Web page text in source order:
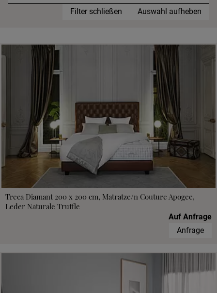
Filter schließen Auswahl aufheben
Treca Diamant 200 x 200 cm, Matratze/n Couture Apogee,
Leder Naturale Truffle
Auf Anfrage
Anfrage